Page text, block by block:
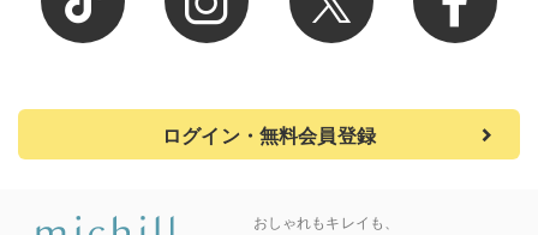
ログイン・無料会員登録
おしゃれもキレイも、